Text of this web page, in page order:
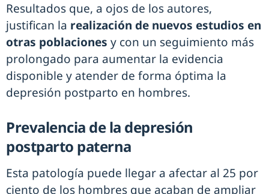
Resultados que, a ojos de los autores,
justifican la realización de nuevos estudios en
otras poblaciones y con un seguimiento más
prolongado para aumentar la evidencia
disponible y atender de forma óptima la
depresión postparto en hombres.
Prevalencia de la depresión
postparto paterna
Esta patología puede llegar a afectar al 25 por
ciento de los hombres que acaban de ampliar